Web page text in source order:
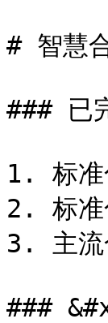
# 智慧
### 已
1. 标准
2. 标准
3. 主流
###